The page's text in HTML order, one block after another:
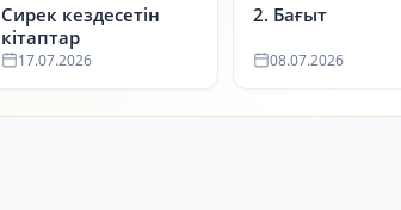
Сирек кездесетін
кітаптар
17.07.2026
2. Бағыт
08.07.2026